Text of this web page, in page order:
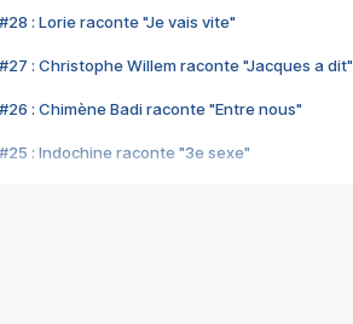
#28 : Lorie raconte "Je vais vite"
#27 : Christophe Willem raconte "Jacques a dit"
#26 : Chimène Badi raconte "Entre nous"
#25 : Indochine raconte "3e sexe"